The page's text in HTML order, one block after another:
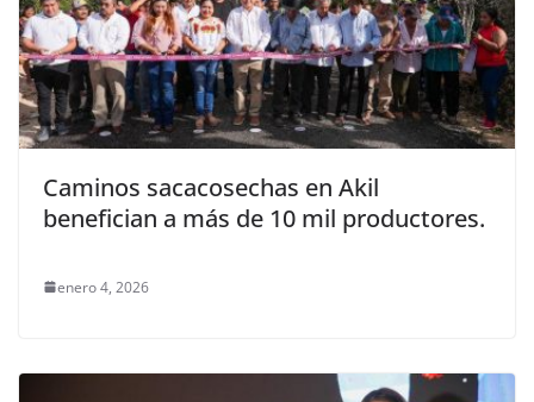
Caminos sacacosechas en Akil
benefician a más de 10 mil productores.
enero 4, 2026